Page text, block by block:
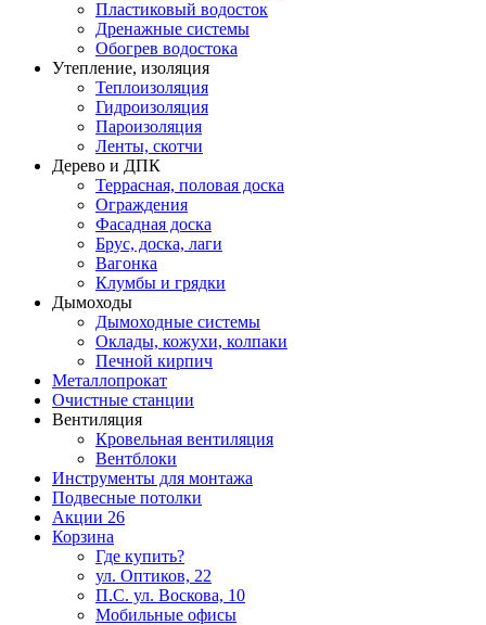
Пластиковый водосток
Дренажные системы
Обогрев водостока
Утепление, изоляция
Теплоизоляция
Гидроизоляция
Пароизоляция
Ленты, скотчи
Дерево и ДПК
Террасная, половая доска
Ограждения
Фасадная доска
Брус, доска, лаги
Вагонка
Клумбы и грядки
Дымоходы
Дымоходные системы
Оклады, кожухи, колпаки
Печной кирпич
Металлопрокат
Очистные станции
Вентиляция
Кровельная вентиляция
Вентблоки
Инструменты для монтажа
Подвесные потолки
Акции 26
Корзина
Где купить?
ул. Оптиков, 22
П.С. ул. Воскова, 10
Мобильные офисы